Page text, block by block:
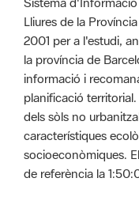
Lliures de la
2001 per a l'estudi,
la província de
informació i
planificació
dels sòls no
característiques
socioeconòmiques.
de referència la